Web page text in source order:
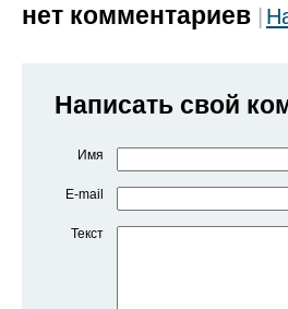
нет комментариев
Написать свой
Имя
E-mail
Текст